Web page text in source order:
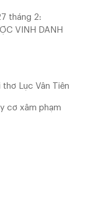
tháng 2:
VINH DANH
thơ Lục Vân Tiên
cơ xâm phạm